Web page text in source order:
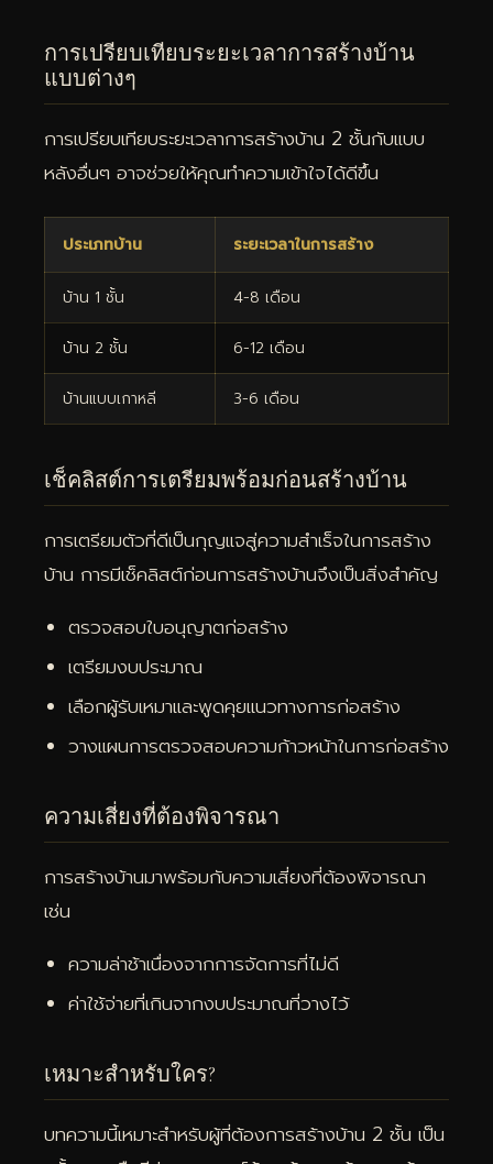
การเปรียบเทียบระยะเวลาการสร้างบ้าน
แบบต่างๆ
การเปรียบเทียบระยะเวลาการสร้างบ้าน 2 ชั้นกับแบบ
หลังอื่นๆ อาจช่วยให้คุณทำความเข้าใจได้ดีขึ้น
ประเภทบ้าน ระยะเวลาในการสร้าง
บ้าน 1 ชั้น 4-8 เดือน
บ้าน 2 ชั้น 6-12 เดือน
บ้านแบบเกาหลี 3-6 เดือน
เช็คลิสต์การเตรียมพร้อมก่อนสร้างบ้าน
การเตรียมตัวที่ดีเป็นกุญแจสู่ความสำเร็จในการสร้าง
บ้าน การมีเช็คลิสต์ก่อนการสร้างบ้านจึงเป็นสิ่งสำคัญ
ตรวจสอบใบอนุญาตก่อสร้าง
เตรียมงบประมาณ
เลือกผู้รับเหมาและพูดคุยแนวทางการก่อสร้าง
วางแผนการตรวจสอบความก้าวหน้าในการก่อสร้าง
ความเสี่ยงที่ต้องพิจารณา
การสร้างบ้านมาพร้อมกับความเสี่ยงที่ต้องพิจารณา
เช่น
ความล่าช้าเนื่องจากการจัดการที่ไม่ดี
ค่าใช้จ่ายที่เกินจากงบประมาณที่วางไว้
เหมาะสำหรับใคร?
บทความนี้เหมาะสำหรับผู้ที่ต้องการสร้างบ้าน 2 ชั้น เป็น